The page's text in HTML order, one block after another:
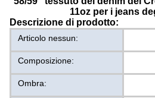
11oz per i jeans
Descrizione di prodotto:
Articolo nessun:
Composizione:
Ombra: